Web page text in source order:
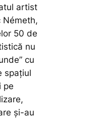
artist
Németh,
50 de
nu
cu
spațiul
pe
și-au